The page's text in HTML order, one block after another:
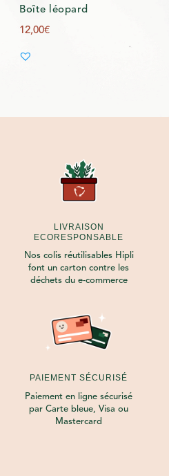
Boîte léopard
12,00€
LIVRAISON
ECORESPONSABLE
Nos colis réutilisables Hipli
font un carton contre les
déchets du e-commerce
PAIEMENT SÉCURISÉ
Paiement en ligne sécurisé
par Carte bleue, Visa ou
Mastercard